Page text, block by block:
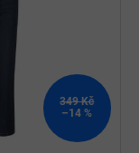
349 Kč
–14 %